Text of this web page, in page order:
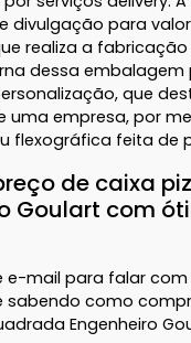
divulgação para
realiza a fabricação
dessa embalagem
que
uma empresa, por
flexográfica feita de
de caixa
Goulart com
e-mail para falar
sabendo como
Engenheiro